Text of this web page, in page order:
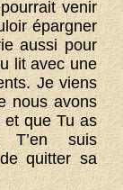
venir
épargner
aussi pour
lit avec une
Je viens
nous avons
que Tu as
suis
quitter sa